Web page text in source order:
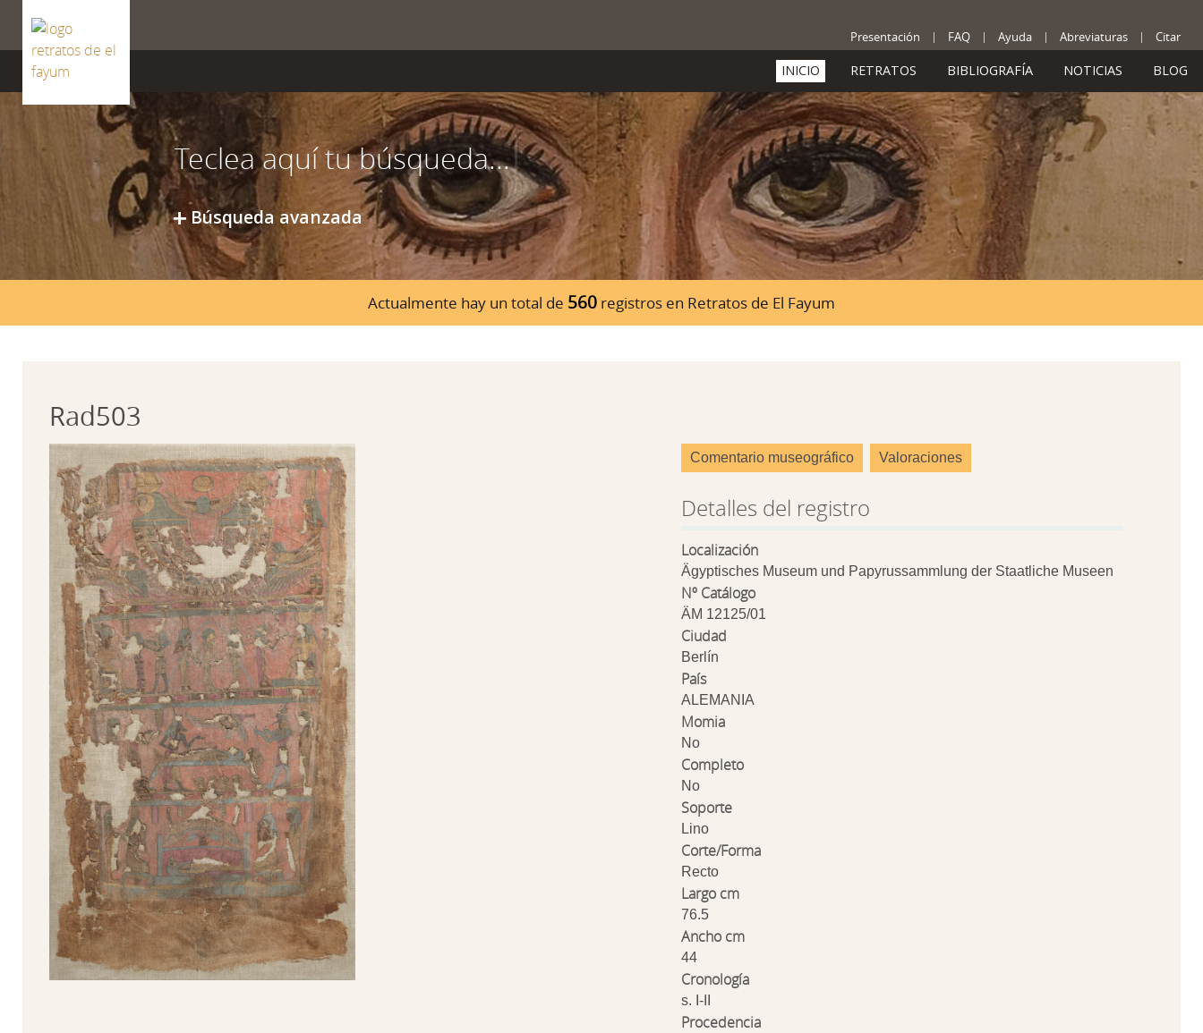
Presentación FAQ Ayuda Abreviaturas Citar
INICIO RETRATOS BIBLIOGRAFÍA NOTICIAS BLOG
Búsqueda avanzada
Actualmente hay un total de 560 registros en Retratos de El Fayum
Rad503
Comentario museográfico Valoraciones
Detalles del registro
Localización
Ägyptisches Museum und Papyrussammlung der Staatliche Museen
Nº Catálogo
ÄM 12125/01
Ciudad
Berlín
País
ALEMANIA
Momia
No
Completo
No
Soporte
Lino
Corte/Forma
Recto
Largo cm
76.5
Ancho cm
44
Cronología
s. I-II
Procedencia